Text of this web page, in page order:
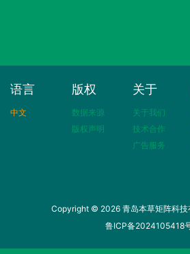
语言
中文
版权
数据来源
版权声明
关于
关于我们
技术合作
广告服务
Copyright © 2026 青岛本草矩阵科技
鲁ICP备2024105418